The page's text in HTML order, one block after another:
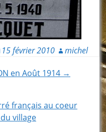
15 février 2010 michel
en Août 1914 →
français au coeur
village